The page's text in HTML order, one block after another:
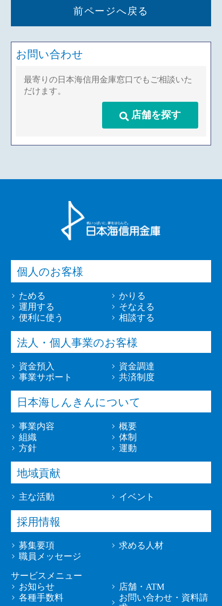
前ページへ戻る
お問い合わせ
最寄りの日本海信用金庫窓口でもご相談いた
だけます。
店舗を探す
個人のお客様
ためる
かりる
運用する
そなえる
便利に使う
相談する
法人・個人事業のお客様
資金預入
資金調達
事業サポート
共済制度
日本海しんきんについて
事業内容
概要
組織
体制
方針
運動
地域貢献
主な活動 イベント
採用情報
募集要項
求める人材
職員メッセージ
サービスメニュー
お知らせ
店舗・ATM
各種手数料
お問い合わせ・資料請